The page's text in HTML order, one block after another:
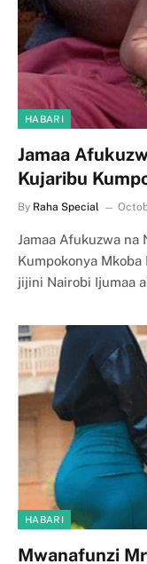
HABARI
Jamaa
Kujaribu
By Raha Special
Jamaa Afukuzwa na
Kumpokonya
jijini Nairobi Ijumaa
HABARI
Mwanafunzi